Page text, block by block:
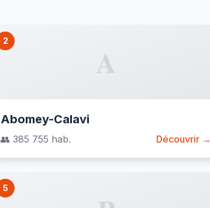
2
A
Abomey-Calavi
👥 385 755 hab. Découvrir →
5